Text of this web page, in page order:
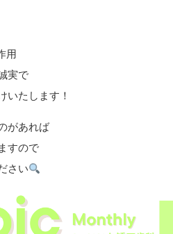
用
実で
いたします！
があれば
すので
さい